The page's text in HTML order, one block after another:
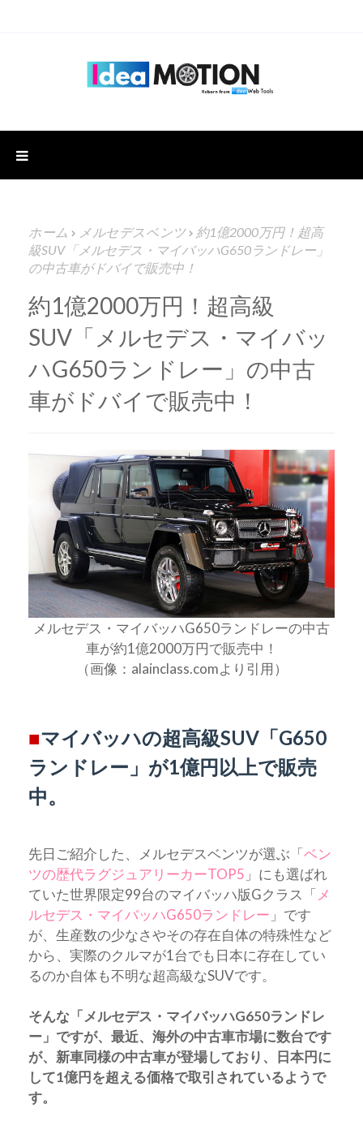
ホーム メルセデスベンツ
約1億2000万円！超高
級SUV「メルセデス・マイバッハG650ランドレー」
の中古車がドバイで販売中！
約1億2000万円！超高級
SUV「メルセデス・マイバッ
ハG650ランドレー」の中古
車がドバイで販売中！
メルセデス・マイバッハG650ランドレーの中古
車が約1億2000万円で販売中！
（画像：alainclass.comより引用）
■マイバッハの超高級SUV「G650
ランドレー」が1億円以上で販売
中。
先日ご紹介した、メルセデスベンツが選ぶ「ベン
ツの歴代ラグジュアリーカーTOP5 」にも選ばれ
ていた世界限定99台のマイバッハ版Gクラス「 メ
ルセデス・マイバッハG650ランドレー 」です
が、生産数の少なさやその存在自体の特殊性など
から、実際のクルマが1台でも日本に存在してい
るのか自体も不明な超高級なSUVです。
そんな「メルセデス・マイバッハG650ランドレ
ー」ですが、最近、海外の中古車市場に数台です
が、新車同様の中古車が登場しており、日本円に
して1億円を超える価格で取引されているようで
す。